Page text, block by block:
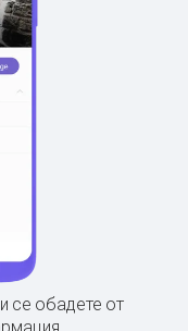
се обадете от